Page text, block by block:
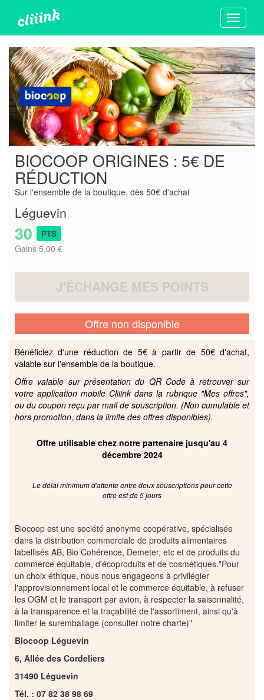
Toggle
BIOCOOP ORIGINES : 5€ DE
RÉDUCTION
Sur l'ensemble de la boutique, dès 50€ d'achat
Léguevin
30 PTS
Gains 5,00 €
J'ÉCHANGE MES POINTS
Offre non disponible
Bénéficiez d'une réduction de 5€ à partir de 50€ d'achat,
valable sur l'ensemble de la boutique.
Offre valable sur présentation du QR Code à retrouver sur
votre application mobile Cliiink dans la rubrique "Mes offres",
ou du coupon reçu par mail de souscription. (Non cumulable et
hors promotion, dans la limite des offres disponibles).
Offre utilisable chez notre partenaire jusqu'au 4
décembre 2024
Le délai minimum d'attente entre deux souscriptions pour cette
offre est de 5 jours
Biocoop est une société anonyme coopérative, spécialisée
dans la distribution commerciale de produits alimentaires
labellisés AB, Bio Cohérence, Demeter, etc et de produits du
commerce équitable, d'écoproduits et de cosmétiques."Pour
un choix éthique, nous nous engageons à privilégier
l'approvisionnement local et le commerce équitable, à refuser
les OGM et le transport par avion, à respecter la saisonnalité,
à la transparence et la traçabilité de l'assortiment, ainsi qu'à
limiter le suremballage (consulter notre charte)"
Biocoop Léguevin
6, Allée des Cordeliers
31490 Léguevin
Tél. : 07 82 38 98 69